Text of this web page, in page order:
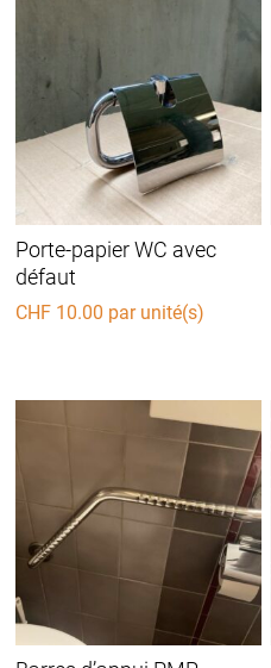
Porte-papier WC avec
défaut
CHF 10.00 par unité(s)